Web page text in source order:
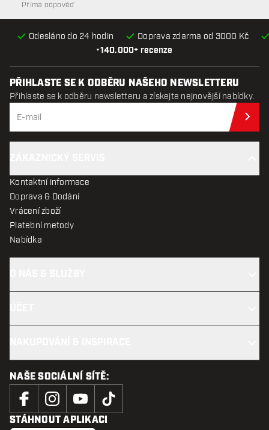
•140.000+ recenze
Odesláno do 24 hodin Doprava zdarma od 3000 Kč
Přímá odpověď
PŘIHLASTE SE K ODBĚRU NAŠEHO NEWSLETTERU
Přihlaste se k odběru newsletteru a získejte nejnovější nabídky.
Kontaktní informace
Doprava & Dodání
Vrácení zboží
Platební metody
Nabídka
NAŠE SOCIÁLNÍ SÍTĚ:
STÁHNOUT APLIKACI